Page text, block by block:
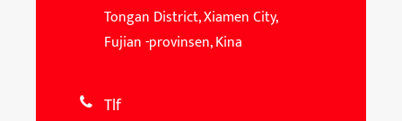
Tongan District, Xiamen City,
Fujian -provinsen, Kina
 Tlf